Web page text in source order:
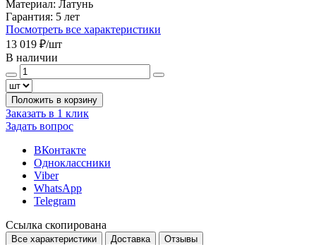
Материал: Латунь
Гарантия: 5 лет
Посмотреть все характеристики
13 019 ₽/шт
В наличии
Положить в корзину
Заказать в 1 клик
Задать вопрос
ВКонтакте
Одноклассники
Viber
WhatsApp
Telegram
Ссылка скопирована
Все характеристики Доставка Отзывы